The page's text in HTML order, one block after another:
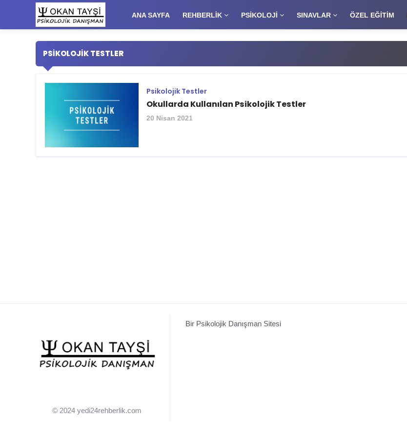
ANA SAYFA REHBERLİK PSİKOLOJİ SINAVLAR ÖZEL EĞİTİM
PSIKOLOJIK TESTLER
Psikolojik Testler
Okullarda Kullanılan Psikolojik Testler
20 Nisan 2021
© 2024 yedi24rehberlik.com
Bir Psikolojik Danışman Sitesi